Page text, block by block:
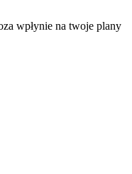
wpłynie na twoje plany